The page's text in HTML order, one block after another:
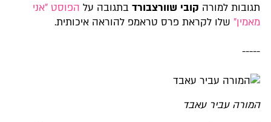
תגובות למורה קובי שוורצבורדבתגובה על הפוסט "אני
מאמין"שלו לקראת פרס טראמפ להוראה איכותית.
-----
המורה עביר עאבד